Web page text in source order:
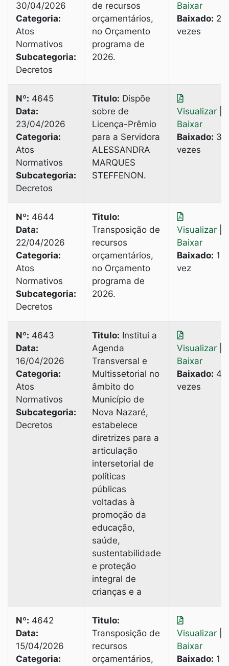
30/04/2026
Categoria:
Atos
Normativos
Subcategoria:
Decretos
de recursos
orçamentários,
no Orçamento
programa de
2026.
Baixar
Baixado: 2
vezes
Nº: 4645
Data:
23/04/2026
Categoria:
Atos
Normativos
Subcategoria:
Decretos
Titulo: Dispõe
sobre de
Licença-Prêmio
para a Servidora
ALESSANDRA
MARQUES
STEFFENON.
Visualizar
Baixar
Baixado: 3
vezes
Nº: 4644
Data:
22/04/2026
Categoria:
Atos
Normativos
Subcategoria:
Decretos
Titulo:
Transposição de
recursos
orçamentários,
no Orçamento
programa de
2026.
Visualizar
Baixar
Baixado: 1
vez
Nº: 4643
Data:
16/04/2026
Categoria:
Atos
Normativos
Subcategoria:
Decretos
Titulo: Institui a
Agenda
Transversal e
Multissetorial no
âmbito do
Município de
Nova Nazaré,
estabelece
diretrizes para a
articulação
intersetorial de
políticas
públicas
voltadas à
promoção da
educação,
saúde,
sustentabilidade
e proteção
integral de
crianças e a
Visualizar
Baixar
Baixado: 4
vezes
Nº: 4642
Data:
15/04/2026
Categoria:
Titulo:
Transposição de
recursos
orçamentários,
Visualizar
Baixar
Baixado: 1